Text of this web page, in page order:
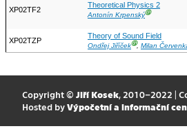
XP02TF2
Theoretical Physics 2
Antonín KrpenskýⒼ
XP02TZP
Theory of Sound Field
Ondřej JiříčekⒼ, Milan
Copyright © Jiří Kosek, 2010–2022 |
Hosted by Výpočetní a informační